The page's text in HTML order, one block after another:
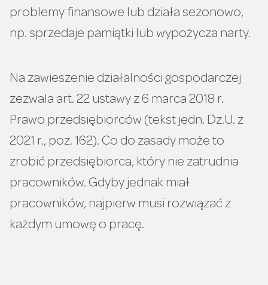
problemy finansowe lub działa sezonowo,
np. sprzedaje pamiątki lub wypożycza narty.
Na zawieszenie działalności gospodarczej
zezwala art. 22 ustawy z 6 marca 2018 r.
Prawo przedsiębiorców (tekst jedn. Dz.U. z
2021 r., poz. 162). Co do zasady może to
zrobić przedsiębiorca, który nie zatrudnia
pracowników. Gdyby jednak miał
pracowników, najpierw musi rozwiązać z
każdym umowę o pracę.